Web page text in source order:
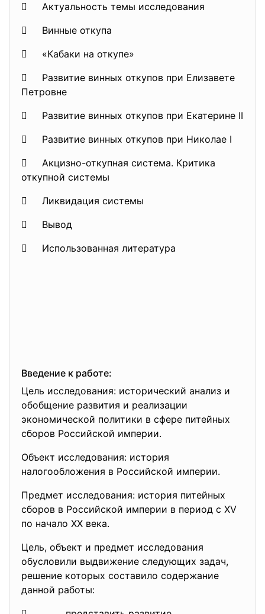
 Актуальность темы исследования
 Винные откупа
 «Кабаки на откупе»
 Развитие винных откупов при Елизавете
Петровне
 Развитие винных откупов при Екатерине II
 Развитие винных откупов при Николае I
 Акцизно-откупная система. Критика
откупной системы
 Ликвидация системы
 Вывод
 Использованная литература
Введение к работе:
Цель исследования: исторический анализ и
обобщение развития и реализации
экономической политики в сфере питейных
сборов Российской империи.
Объект исследования: история
налогообложения в Российской империи.
Предмет исследования: история питейных
сборов в Российской империи в период с XV
по начало XX века.
Цель, объект и предмет исследования
обусловили выдвижение следующих задач,
решение которых составило содержание
данной работы: